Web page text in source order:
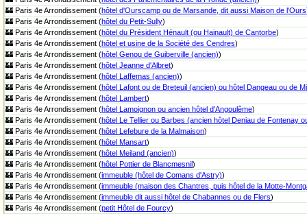
🏰 Paris 4e Arrondissement (hôtel d'Ourscamp ou de Marsande, dit aussi Maison de l'Ours
🏰 Paris 4e Arrondissement (hôtel du Petit-Sully)
🏰 Paris 4e Arrondissement (hôtel du Président Hénault (ou Hainault) de Cantorbe)
🏰 Paris 4e Arrondissement (hôtel et usine de la Société des Cendres)
🏰 Paris 4e Arrondissement (hôtel Genou de Guiberville (ancien))
🏰 Paris 4e Arrondissement (hôtel Jeanne d'Albret)
🏰 Paris 4e Arrondissement (hôtel Laffemas (ancien))
🏰 Paris 4e Arrondissement (hôtel Lafont ou de Breteuil (ancien) ou hôtel Dangeau ou de
🏰 Paris 4e Arrondissement (hôtel Lambert)
🏰 Paris 4e Arrondissement (hôtel Lamoignon ou ancien hôtel d'Angoulême)
🏰 Paris 4e Arrondissement (hôtel Le Tellier ou Barbes (ancien hôtel Deniau de Fontenay
🏰 Paris 4e Arrondissement (hôtel Lefebure de la Malmaison)
🏰 Paris 4e Arrondissement (hôtel Mansart)
🏰 Paris 4e Arrondissement (hôtel Meiland (ancien))
🏰 Paris 4e Arrondissement (hôtel Pottier de Blancmesnil)
🏰 Paris 4e Arrondissement (immeuble (hôtel de Comans d'Astry))
🏰 Paris 4e Arrondissement (immeuble (maison des Chantres, puis hôtel de la Motte-
🏰 Paris 4e Arrondissement (immeuble dit aussi hôtel de Chabannes ou de Flers)
🏰 Paris 4e Arrondissement (petit Hôtel de Fourcy)